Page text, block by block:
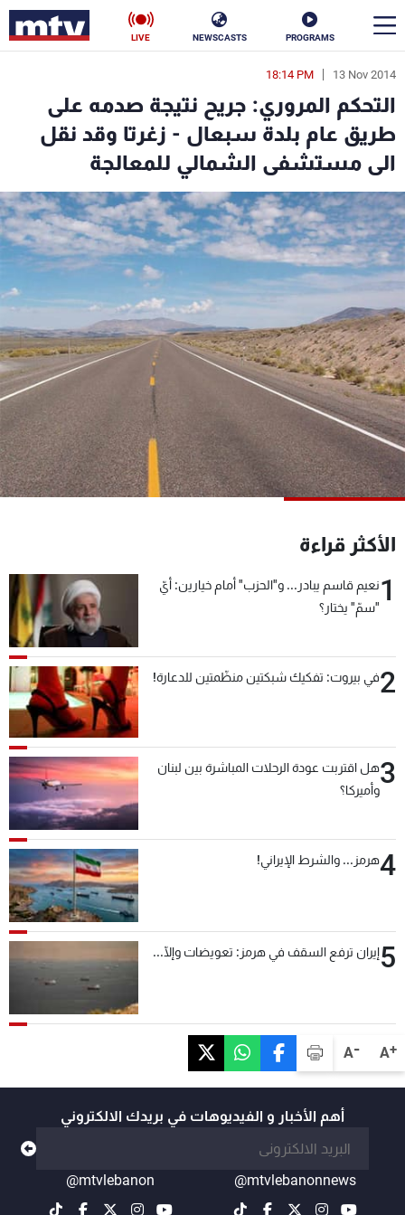
PROGRAMS
NEWSCASTS
LIVE
A+
A-
13 Nov 2014
18:14 PM
التحكم المروري: جريح نتيجة صدمه على
طريق عام بلدة سبعال - زغرتا وقد نقل
الى مستشفى الشمالي للمعالجة
الأكثر قراءة
1نعيم قاسم يبادر... و"الحزب" أمام خيارين: أيّ
"سمّ" يختار؟
2في بيروت: تفكيك شبكتين منظّمتين للدعارة!
3هل اقتربت عودة الرحلات المباشرة بين لبنان
وأميركا؟
4هرمز... والشرط الإيراني!
5إيران ترفع السقف في هرمز: تعويضات وإلّا...
أهم الأخبار و الفيديوهات في بريدك الالكتروني
@mtvlebanonnews
@mtvlebanon
en
الأخبار
سياسة ناس
إقتصاد فن
منوعات رياضة
كأس العالم
البرامج
جدول البرامج
شاهد البرامج
الترددات
لاعلاناتكم